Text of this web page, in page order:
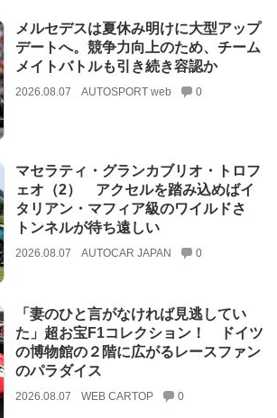
メルセデスは夏休み明けに大型アップ
デートへ。競争力向上のため、チーム
メイトバトルも引き続き容認か
2026.08.07 AUTOSPORT web 0
マセラティ・グランカブリオ・トロフ
ェオ（2） アクセルを踏み込めばイ
タリアン・マフィア級のワイルドさ
トンネルが待ち遠しい
2026.08.07 AUTOCAR JAPAN 0
「妻のひと言がなければ見逃してい
た」超お宝F1コレクション！ ドイツ
の博物館の２階に広がるレースファン
のパラダイス
2026.08.07 WEB CARTOP 0